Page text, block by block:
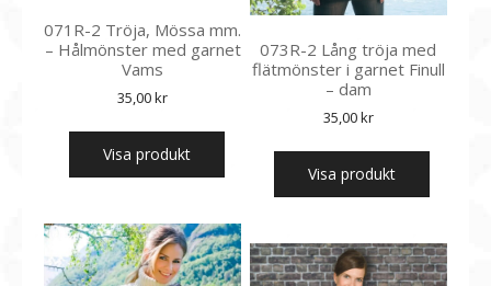
071R-2 Tröja, Mössa mm.
– Hålmönster med garnet
Vams
35,00kr
Visa produkt
073R-2 Lång tröja med
flätmönster i garnet Finull
– dam
35,00kr
Visa produkt